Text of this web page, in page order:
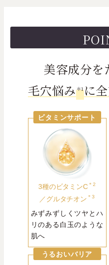
美容成分を
毛穴悩み＊1に
ビタミンサポート
3種のビタミンC＊2
／グルタチオン ＊3
みずみずしくツヤとハ
リのある白玉のような
肌へ
うるおいバリア